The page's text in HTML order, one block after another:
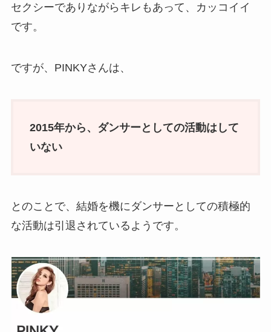
セクシーでありながらキレもあって、カッコイイ
です。
ですが、PINKYさんは、
2015年から、ダンサーとしての活動はして
いない
とのことで、結婚を機にダンサーとしての積極的
な活動は引退されているようです。